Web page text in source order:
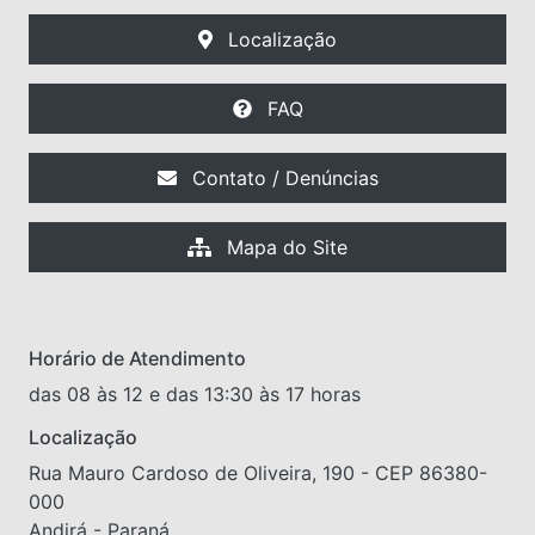
Localização
FAQ
Contato / Denúncias
Mapa do Site
Horário de Atendimento
das 08 às 12 e das 13:30 às 17 horas
Localização
Rua Mauro Cardoso de Oliveira, 190 - CEP 86380-
000
Andirá - Paraná